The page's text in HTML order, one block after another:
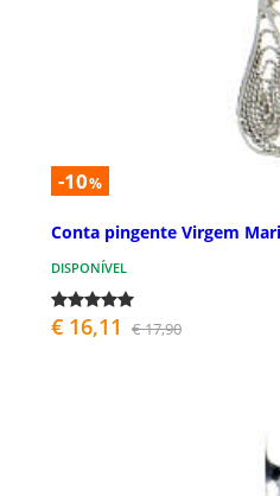
-10%
Conta pingente Virgem
DISPONÍVEL
€ 16,11 € 17,90